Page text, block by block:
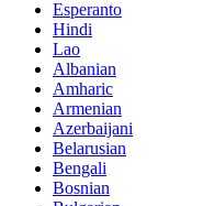
Esperanto
Hindi
Lao
Albanian
Amharic
Armenian
Azerbaijani
Belarusian
Bengali
Bosnian